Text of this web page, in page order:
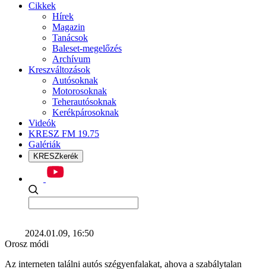
Cikkek
Hírek
Magazin
Tanácsok
Baleset-megelőzés
Archívum
Kreszváltozások
Autósoknak
Motorosoknak
Teherautósoknak
Kerékpárosoknak
Videók
KRESZ FM 19.75
Galériák
KRESZkerék
2024.01.09, 16:50
Orosz módi
Az interneten találni autós szégyenfalakat, ahova a szabálytalan